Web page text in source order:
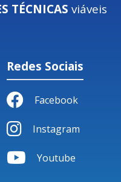
TÉCNICAS viáveis
Redes Sociais
Facebook
Instagram
Youtube